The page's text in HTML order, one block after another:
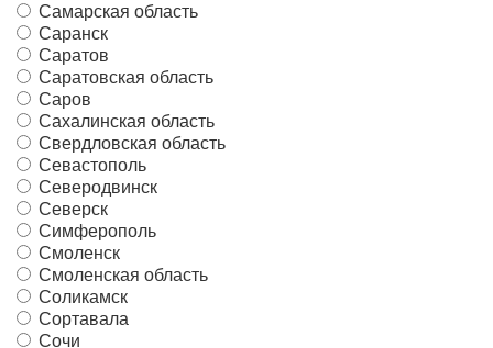
Самарская область
Саранск
Саратов
Саратовская область
Саров
Сахалинская область
Свердловская область
Севастополь
Северодвинск
Северск
Симферополь
Смоленск
Смоленская область
Соликамск
Сортавала
Сочи